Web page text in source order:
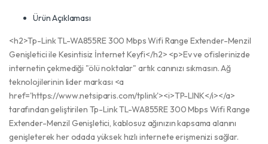
Ürün Açıklaması
<h2>Tp-Link TL-WA855RE 300 Mbps Wifi Range Extender-Menzil
Genişletici ile Kesintisiz İnternet Keyfi</h2> <p>Ev ve ofislerinizde
internetin çekmediği "ölü noktalar" artık canınızı sıkmasın. Ağ
teknolojilerinin lider markası <a
href='https://www.netsiparis.com/tplink'><i>TP-LINK</i></a>
tarafından geliştirilen Tp-Link TL-WA855RE 300 Mbps Wifi Range
Extender-Menzil Genişletici, kablosuz ağınızın kapsama alanını
genişleterek her odada yüksek hızlı internete erişmenizi sağlar.